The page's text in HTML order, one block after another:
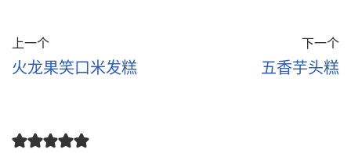
上一个
火龙果笑口米发糕
下一个
五香芋头糕